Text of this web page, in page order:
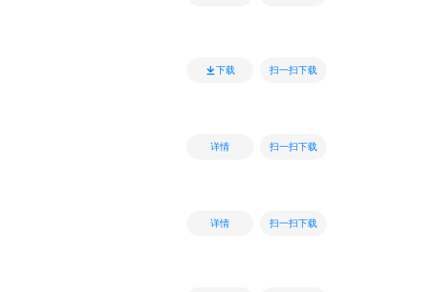
下载 扫一扫下载
详情 扫一扫下载
详情 扫一扫下载